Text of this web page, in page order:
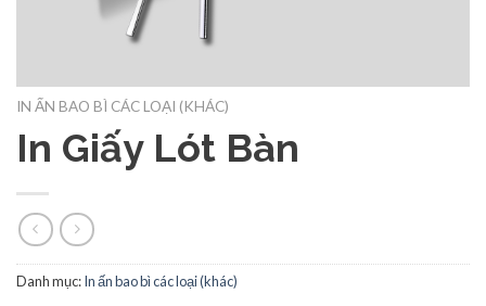
IN ẤN BAO BÌ CÁC LOẠI (KHÁC)
In Giấy Lót Bàn
Danh mục:In ấn bao bì các loại (khác)